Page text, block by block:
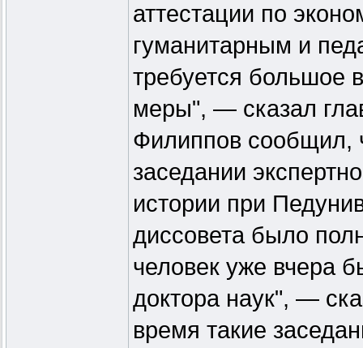
аттестации по
гуманитарным и
требуется большое
меры", — сказал
Филиппов сообщил,
заседании
истории при
диссовета было
человек уже вчера
доктора наук", —
время такие